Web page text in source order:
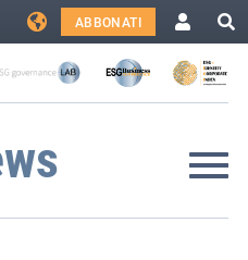
ABBONATI